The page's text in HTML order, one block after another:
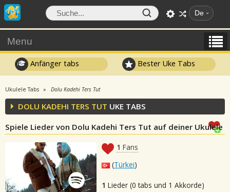
De
Menu
Anfänger tabs Bester Uke Tabs
Ukulele Tabs Dolu Kadehi Ters Tut
DOLU KADEHI TERS TUT UKE TABS
Spiele Lieder von Dolu Kadehi Ters Tut auf deiner Ukulele
1 Fans
(Türkei)
1 Lieder (0 tabs und 1 Akkorde)